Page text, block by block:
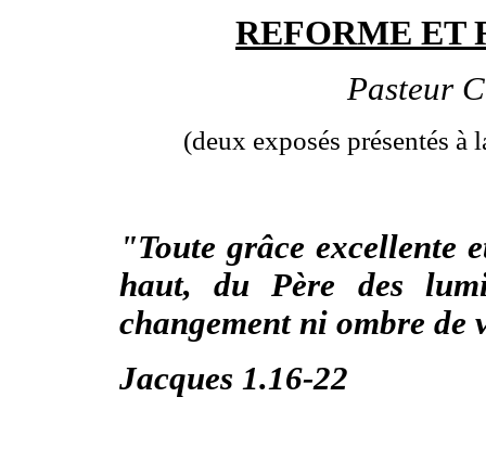
REFORME ET
Pasteur
(deux exposés présentés
"Toute grâce excellente
haut, du Père des
changement ni ombre
Jacques 1.16-22